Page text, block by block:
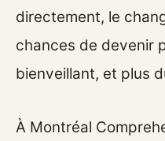
directement, le
chances de devenir
bienveillant, et plus
À Montréal